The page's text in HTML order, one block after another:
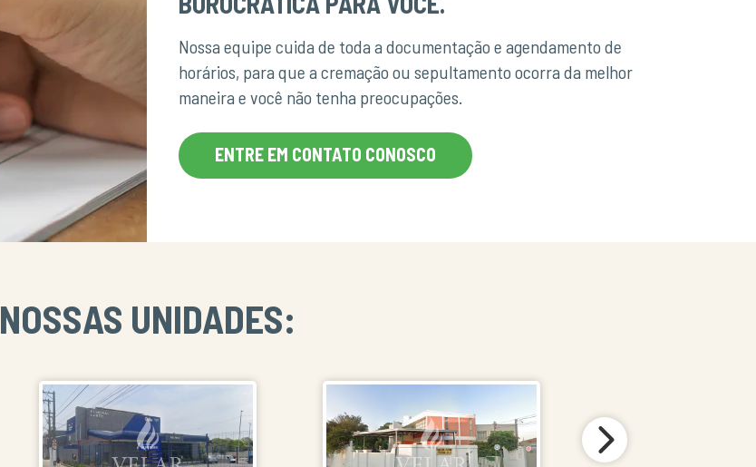
Nossa equipe cuida de toda a documentação e agendamento de
horários, para que a cremação ou sepultamento ocorra da melhor
maneira e você não tenha preocupações.
ENTRE EM CONTATO CONOSCO
NOSSAS UNIDADES: